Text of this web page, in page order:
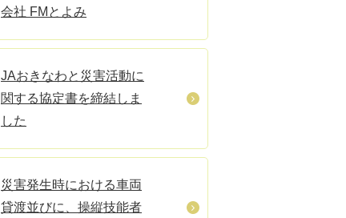
会社 FMとよみ
JAおきなわと災害活動に
関する協定書を締結しま
した
災害発生時における車両
貸渡並びに、操縦技能者